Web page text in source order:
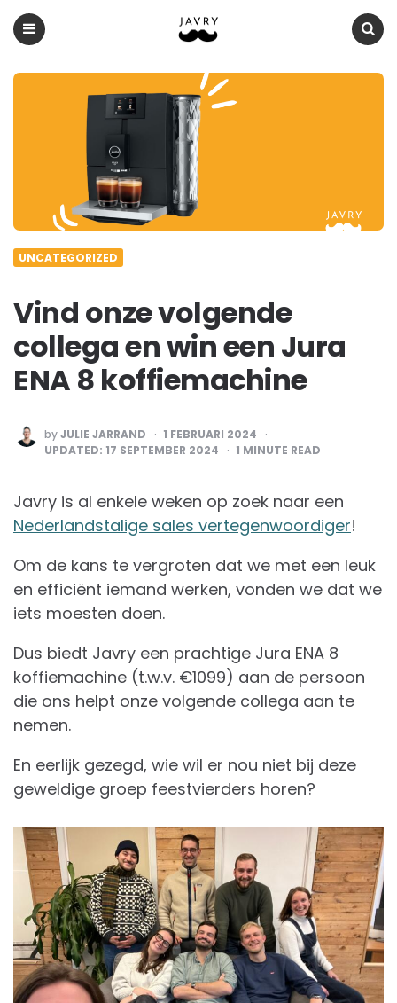
Javry
Koffie
UNCATEGORIZED
Vind onze volgende
collega en win een Jura
ENA 8 koffiemachine
POSTED
BY
byJULIE JARRAND
1 FEBRUARI 2024
UPDATED: 17 SEPTEMBER 2024 1 MINUTE READ
Javry is al enkele weken op zoek naar een
Nederlandstalige sales vertegenwoordiger!
Om de kans te vergroten dat we met een leuk
en efficiënt iemand werken, vonden we dat we
iets moesten doen.
Dus biedt Javry een prachtige Jura ENA 8
koffiemachine (t.w.v. €1099) aan de persoon
die ons helpt onze volgende collega aan te
nemen.
En eerlijk gezegd, wie wil er nou niet bij deze
geweldige groep feestvierders horen?